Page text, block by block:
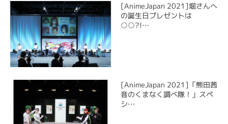
[AnimeJapan 2021]堀さんへ
の誕生日プレゼントは
○○?!…
[AnimeJapan 2021]「熊田茜
音のくまなく調べ隊！」スペ
シ…